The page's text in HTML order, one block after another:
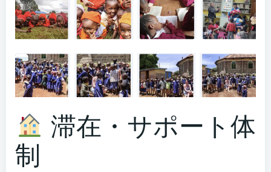
滞在・サポート体
制